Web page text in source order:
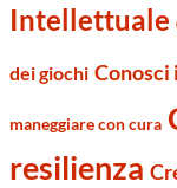
Intellettuale
dei giochi
maneggiare con cura
resilienza